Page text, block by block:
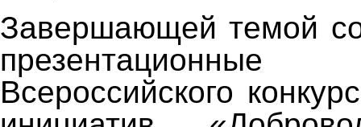
Завершающей темой
Всероссийского